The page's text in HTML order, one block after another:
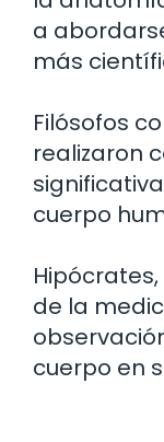
a
más
Filósofos
realizaron
cuerpo
de la
cuerpo en